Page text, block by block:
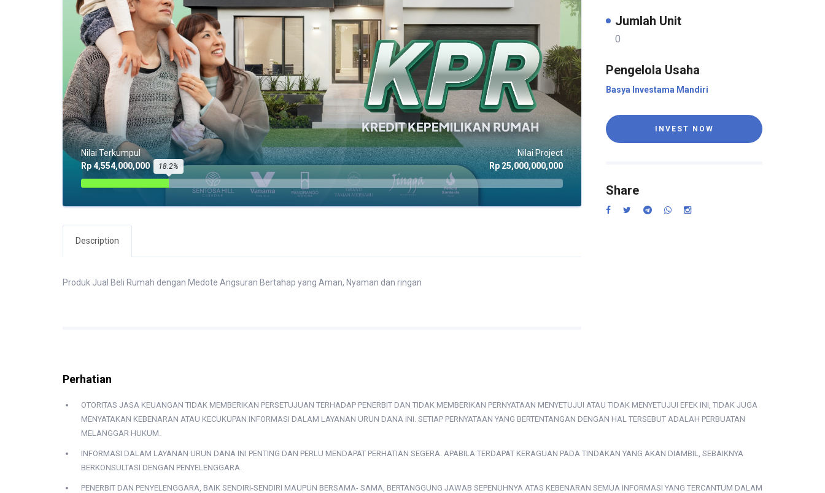
Nilai Terkumpul
Rp 4,554,000,000
Nilai Project
Rp 25,000,000,000
18.2%
Description
Produk Jual Beli Rumah dengan Medote Angsuran Bertahap yang Aman, Nyaman dan ringan
Jumlah Unit
0
Pengelola Usaha
Basya Investama Mandiri
INVEST NOW
Share
Perhatian
OTORITAS JASA KEUANGAN TIDAK MEMBERIKAN PERSETUJUAN TERHADAP PENERBIT DAN TIDAK MEMBERIKAN PERNYATAAN MENYETUJUI ATAU TIDAK MENYETUJUI EFEK INI, TIDAK JUGA
MENYATAKAN KEBENARAN ATAU KECUKUPAN INFORMASI DALAM LAYANAN URUN DANA INI. SETIAP PERNYATAAN YANG BERTENTANGAN DENGAN HAL TERSEBUT ADALAH PERBUATAN
MELANGGAR HUKUM.
INFORMASI DALAM LAYANAN URUN DANA INI PENTING DAN PERLU MENDAPAT PERHATIAN SEGERA. APABILA TERDAPAT KERAGUAN PADA TINDAKAN YANG AKAN DIAMBIL, SEBAIKNYA
BERKONSULTASI DENGAN PENYELENGGARA.
PENERBIT DAN PENYELENGGARA, BAIK SENDIRI-SENDIRI MAUPUN BERSAMA- SAMA, BERTANGGUNG JAWAB SEPENUHNYA ATAS KEBENARAN SEMUA INFORMASI YANG TERCANTUM DALAM